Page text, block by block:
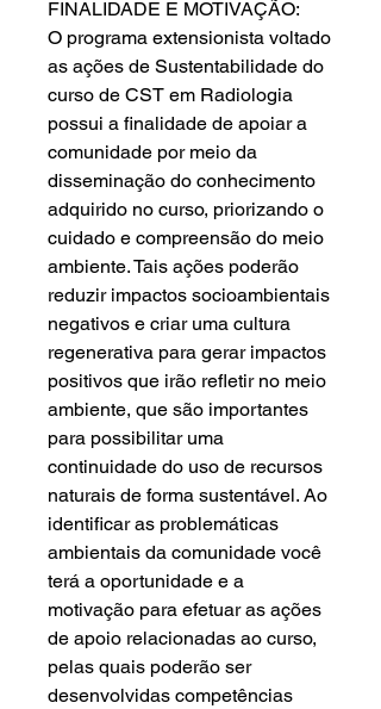
FINALIDADE E MOTIVAÇÃO:
O programa extensionista voltado
as ações de Sustentabilidade do
curso de CST em Radiologia
possui a finalidade de apoiar a
comunidade por meio da
disseminação do conhecimento
adquirido no curso, priorizando o
cuidado e compreensão do meio
ambiente. Tais ações poderão
reduzir impactos socioambientais
negativos e criar uma cultura
regenerativa para gerar impactos
positivos que irão refletir no meio
ambiente, que são importantes
para possibilitar uma
continuidade do uso de recursos
naturais de forma sustentável. Ao
identificar as problemáticas
ambientais da comunidade você
terá a oportunidade e a
motivação para efetuar as ações
de apoio relacionadas ao curso,
pelas quais poderão ser
desenvolvidas competências